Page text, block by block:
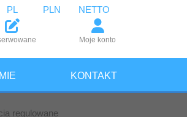
Moje konto
PL PLN NETTO
KONTAKT
regulowane